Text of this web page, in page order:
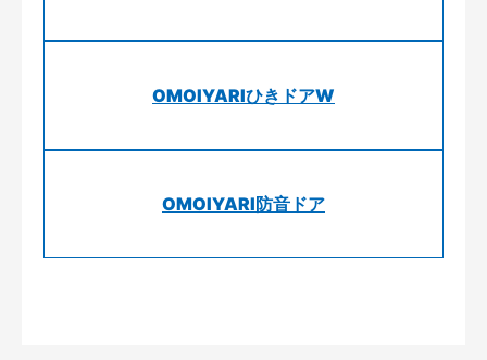
OMOIYARIひきドアW
OMOIYARI防音ドア